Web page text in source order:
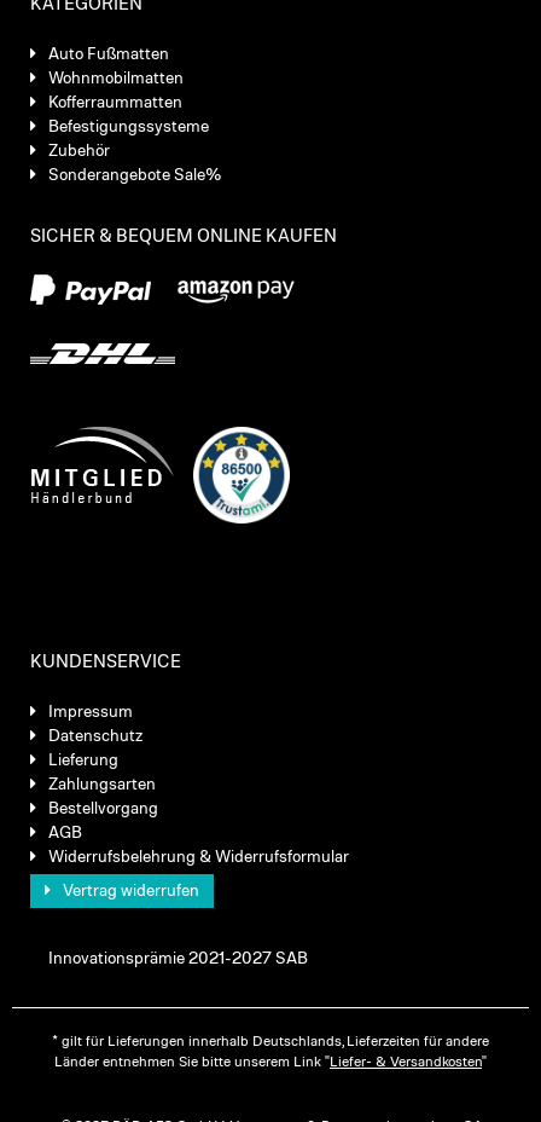
KATEGORIEN
Auto Fußmatten
Wohnmobilmatten
Kofferraummatten
Befestigungssysteme
Zubehör
Sonderangebote Sale%
SICHER & BEQUEM ONLINE KAUFEN
KUNDENSERVICE
Impressum
Datenschutz
Lieferung
Zahlungsarten
Bestellvorgang
AGB
Widerrufsbelehrung & Widerrufsformular
Vertrag widerrufen
Innovationsprämie 2021-2027 SAB
* gilt für Lieferungen innerhalb Deutschlands, Lieferzeiten für andere
Länder entnehmen Sie bitte unserem Link "Liefer- & Versandkosten"